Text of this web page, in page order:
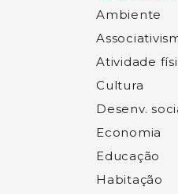
Ambiente
Atividade
Cultura
Desenv.
Economia
Educação
Habitação